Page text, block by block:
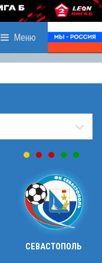
Меню
СЕВАСТОПОЛЬ